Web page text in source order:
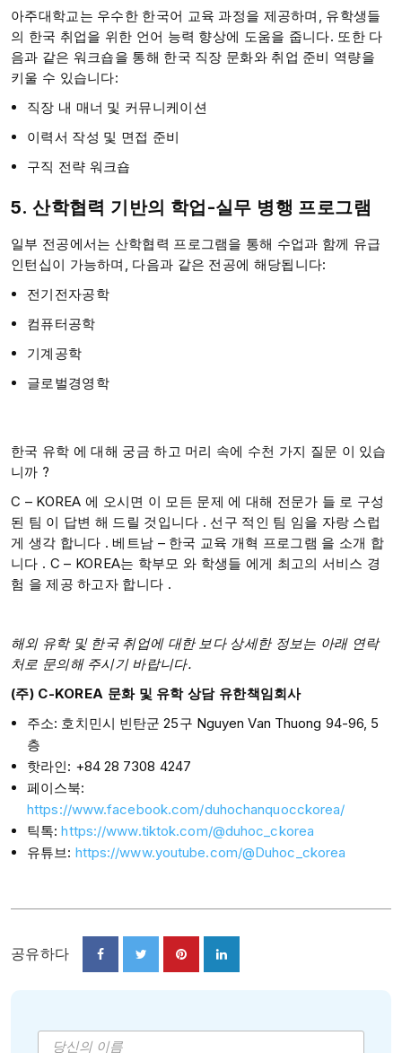
아주대학교는 우수한 한국어 교육 과정을 제공하며, 유학생들
의 한국 취업을 위한 언어 능력 향상에 도움을 줍니다. 또한 다
음과 같은 워크숍을 통해 한국 직장 문화와 취업 준비 역량을
키울 수 있습니다:
직장 내 매너 및 커뮤니케이션
이력서 작성 및 면접 준비
구직 전략 워크숍
5. 산학협력 기반의 학업-실무 병행 프로그램
일부 전공에서는 산학협력 프로그램을 통해 수업과 함께 유급
인턴십이 가능하며, 다음과 같은 전공에 해당됩니다:
전기전자공학
컴퓨터공학
기계공학
글로벌경영학
한국 유학 에 대해 궁금 하고 머리 속에 수천 가지 질문 이 있습
니까 ?​
C – KOREA 에 오시면 이 모든 문제 에 대해 전문가 들 로 구성
된 팀 이 답변 해 드릴 것입니다 . 선구 적인 팀 임을 자랑 스럽
게 생각 합니다 . ​베트남 – 한국 교육 개혁 프로그램 을 소개 합
니다 . C – KOREA는 학부모 와 학생들 에게 최고의 서비스 경
험 을 제공 하고자 합니다 .
해외 유학 및 한국 취업에 대한 보다 상세한 정보는 아래 연락
처로 문의해 주시기 바랍니다.
(주) C-KOREA 문화 및 유학 상담 유한책임회사
주소: 호치민시 빈탄군 25구 Nguyen Van Thuong 94-96, 5
층
핫라인: +84 28 7308 4247
페이스북:
https://www.facebook.com/duhochanquocckorea/
틱톡:https://www.tiktok.com/@duhoc_ckorea
유튜브: https://www.youtube.com/@Duhoc_ckorea
공유하다